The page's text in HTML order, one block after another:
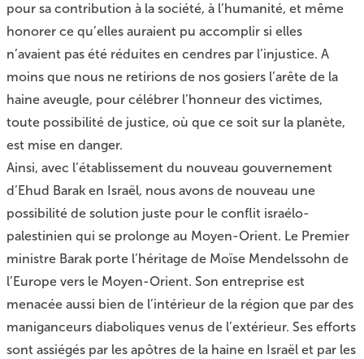
pour sa contribution à la société, à l’humanité, et même
honorer ce qu’elles auraient pu accomplir si elles
n’avaient pas été réduites en cendres par l’injustice. A
moins que nous ne retirions de nos gosiers l’arête de la
haine aveugle, pour célébrer l’honneur des victimes,
toute possibilité de justice, où que ce soit sur la planète,
est mise en danger.
Ainsi, avec l’établissement du nouveau gouvernement
d’Ehud Barak en Israël, nous avons de nouveau une
possibilité de solution juste pour le conflit israélo-
palestinien qui se prolonge au Moyen-Orient. Le Premier
ministre Barak porte l’héritage de Moïse Mendelssohn de
l’Europe vers le Moyen-Orient. Son entreprise est
menacée aussi bien de l’intérieur de la région que par des
maniganceurs diaboliques venus de l’extérieur. Ses efforts
sont assiégés par les apôtres de la haine en Israël et par les